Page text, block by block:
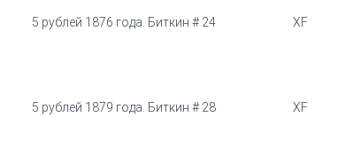
5 рублей 1876 года. Биткин # 24 XF
5 рублей 1879 года. Биткин # 28 XF